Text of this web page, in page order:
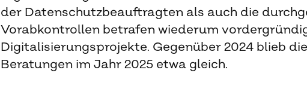
der Datenschutzbeauftragten als auch die
Vorabkontrollen betrafen wiederum
Digitalisierungsprojekte. Gegenüber 2024 blieb
Beratungen im Jahr 2025 etwa gleich.